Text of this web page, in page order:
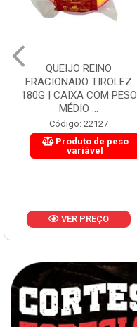
QUEIJO REINO
FRACIONADO TIROLEZ
180G | CAIXA COM PESO
MÉDIO ...
Código: 22127
Produto de peso
variável
VER PREÇO